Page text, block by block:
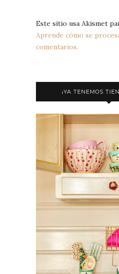
Este sitio usa Akismet
Aprende cómo se
comentarios.
¡YA TENEMOS